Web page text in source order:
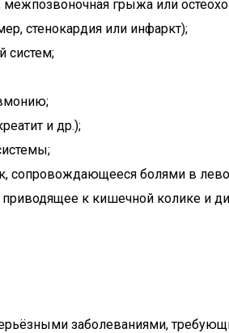
межпозвоночная грыжа или
стенокардия или инфаркт);
систем;
и др.);
сопровождающееся болями в
к кишечной колике и
заболеваниями,